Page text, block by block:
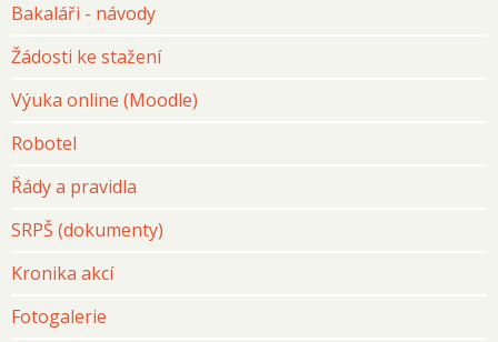
Bakaláři - návody
Žádosti ke stažení
Výuka online (Moodle)
Robotel
Řády a pravidla
SRPŠ (dokumenty)
Kronika akcí
Fotogalerie